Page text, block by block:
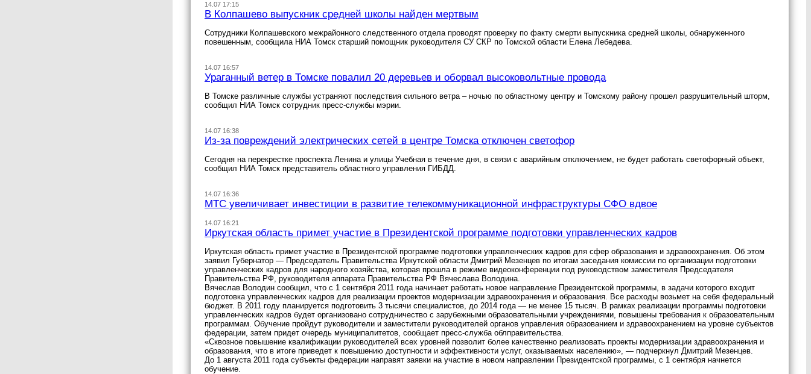
14.07 17:15
В Колпашево выпускник средней школы найден мертвым
Сотрудники Колпашевского межрайонного следственного отдела проводят проверку по факту смерти выпускника средней школы, обнаруженного
повешенным, сообщила НИА Томск старший помощник руководителя СУ СКР по Томской области Елена Лебедева.
14.07 16:57
Ураганный ветер в Томске повалил 20 деревьев и оборвал высоковольтные провода
В Томске различные службы устраняют последствия сильного ветра – ночью по областному центру и Томскому району прошел разрушительный шторм,
сообщил НИА Томск сотрудник пресс-службы мэрии.
14.07 16:38
Из-за повреждений электрических сетей в центре Томска отключен светофор
Сегодня на перекрестке проспекта Ленина и улицы Учебная в течение дня, в связи с аварийным отключением, не будет работать светофорный объект,
сообщил НИА Томск представитель областного управления ГИБДД.
14.07 16:36
МТС увеличивает инвестиции в развитие телекоммуникационной инфраструктуры СФО вдвое
14.07 16:21
Иркутская область примет участие в Президентской программе подготовки управленческих кадров
Иркутская область примет участие в Президентской программе подготовки управленческих кадров для сфер образования и здравоохранения. Об этом
заявил Губернатор — Председатель Правительства Иркутской области Дмитрий Мезенцев по итогам заседания комиссии по организации подготовки
управленческих кадров для народного хозяйства, которая прошла в режиме видеоконференции под руководством заместителя Председателя
Правительства РФ, руководителя аппарата Правительства РФ Вячеслава Володина.
Вячеслав Володин сообщил, что с 1 сентября 2011 года начинает работать новое направление Президентской программы, в задачи которого входит
подготовка управленческих кадров для реализации проектов модернизации здравоохранения и образования. Все расходы возьмет на себя федеральный
бюджет. В 2011 году планируется подготовить 3 тысячи специалистов, до 2014 года — не менее 15 тысяч. В рамках реализации программы подготовки
управленческих кадров будет организовано сотрудничество с зарубежными образовательными учреждениями, повышены требования к образовательным
программам. Обучение пройдут руководители и заместители руководителей органов управления образованием и здравоохранением на уровне субъектов
федерации, затем придет очередь муниципалитетов, сообщает пресс-служба облправительства.
«Сквозное повышение квалификации руководителей всех уровней позволит более качественно реализовать проекты модернизации здравоохранения и
образования, что в итоге приведет к повышению доступности и эффективности услуг, оказываемых населению», — подчеркнул Дмитрий Мезенцев.
До 1 августа 2011 года субъекты федерации направят заявки на участие в новом направлении Президентской программы, с 1 сентября начнется
обучение.